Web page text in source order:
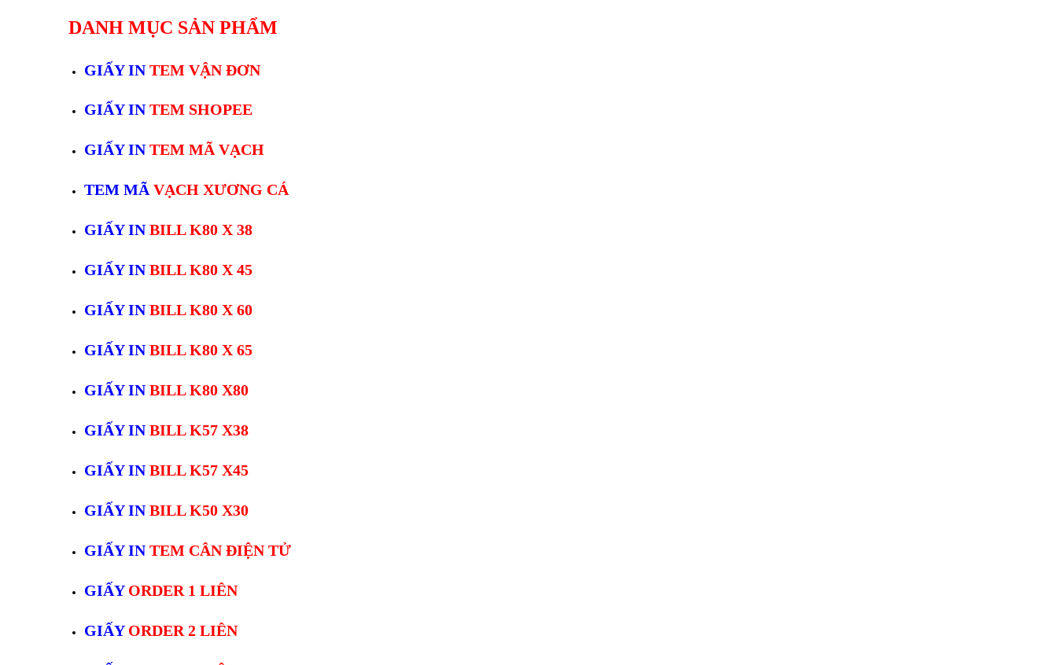
DANH MỤC SẢN PHẨM
GIẤY INTEM VẬN ĐƠN
GIẤY INTEM SHOPEE
GIẤY INTEM MÃ VẠCH
TEM MÃ VẠCH XƯƠNG CÁ
GIẤY INBILL K80 X 38
GIẤY INBILL K80 X 45
GIẤY INBILL K80 X 60
GIẤY INBILL K80 X 65
GIẤY INBILL K80 X80
GIẤY INBILL K57 X38
GIẤY INBILL K57 X45
GIẤY INBILL K50 X30
GIẤY INTEM CÂN ĐIỆN TỬ
GIẤY ORDER 1 LIÊN
GIẤY ORDER 2 LIÊN